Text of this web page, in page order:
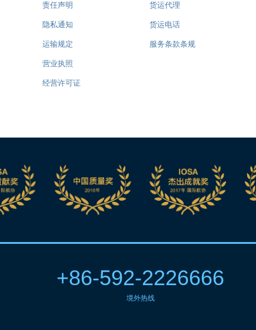
责任声明
隐私通知
运输规定
营业执照
经营许可证
货运代理
货运电话
服务条款条规
+86-592-2226666
境外热线